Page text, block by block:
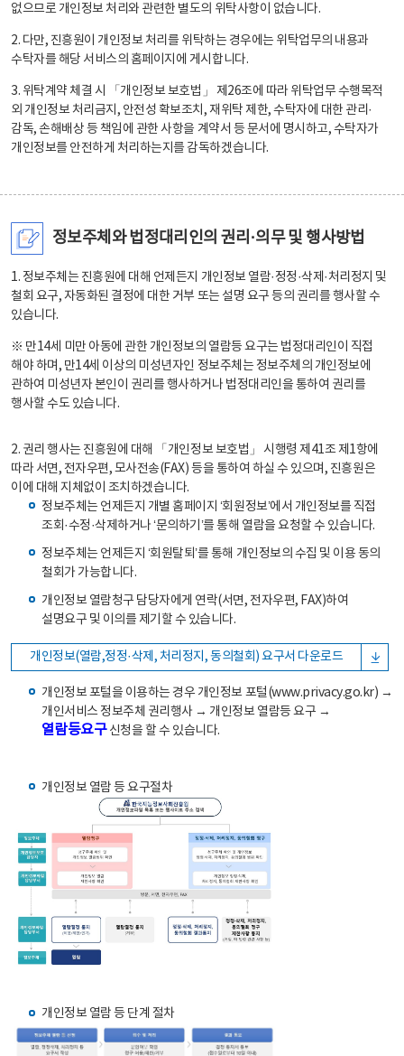
없으므로 개인정보 처리와 관련한 별도의 위탁사항이 없습니다.
2. 다만, 진흥원이 개인정보 처리를 위탁하는 경우에는 위탁업무의 내용과
수탁자를 해당 서비스의 홈페이지에 게시합니다.
3. 위탁계약 체결 시 「개인정보 보호법」 제26조에 따라 위탁업무 수행목적
외 개인정보 처리금지, 안전성 확보조치, 재위탁 제한, 수탁자에 대한 관리·
감독, 손해배상 등 책임에 관한 사항을 계약서 등 문서에 명시하고, 수탁자가
개인정보를 안전하게 처리하는지를 감독하겠습니다.
정보주체와 법정대리인의 권리·의무 및 행사방법
1. 정보주체는 진흥원에 대해 언제든지 개인정보 열람·정정·삭제·처리정지 및
철회 요구, 자동화된 결정에 대한 거부 또는 설명 요구 등의 권리를 행사할 수
있습니다.
※ 만14세 미만 아동에 관한 개인정보의 열람등 요구는 법정대리인이 직접
해야 하며, 만14세 이상의 미성년자인 정보주체는 정보주체의 개인정보에
관하여 미성년자 본인이 권리를 행사하거나 법정대리인을 통하여 권리를
행사할 수도 있습니다.
2. 권리 행사는 진흥원에 대해 「개인정보 보호법」 시행령 제41조 제1항에
따라 서면, 전자우편, 모사전송(FAX) 등을 통하여 하실 수 있으며, 진흥원은
이에 대해 지체없이 조치하겠습니다.
정보주체는 언제든지 개별 홈페이지 ‘회원정보’에서 개인정보를 직접
조회·수정·삭제하거나 ‘문의하기’를 통해 열람을 요청할 수 있습니다.
정보주체는 언제든지 ‘회원탈퇴’를 통해 개인정보의 수집 및 이용 동의
철회가 가능합니다.
개인정보 열람청구 담당자에게 연락(서면, 전자우편, FAX)하여
설명요구 및 이의를 제기할 수 있습니다.
개인정보(열람,정정·삭제, 처리정지, 동의철회) 요구서 다운로드
개인정보 포털을 이용하는 경우 개인정보 포털(www.privacy.go.kr) →
개인서비스 정보주체 권리행사 → 개인정보 열람등 요구 →
열람등요구신청을 할 수 있습니다.
개인정보 열람 등 요구절차
개인정보 열람 등 단계 절차